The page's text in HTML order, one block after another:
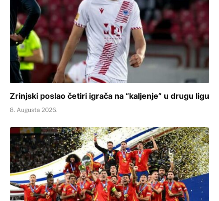
Zrinjski poslao četiri igrača na “kaljenje” u drugu ligu
8. Augusta 2026.